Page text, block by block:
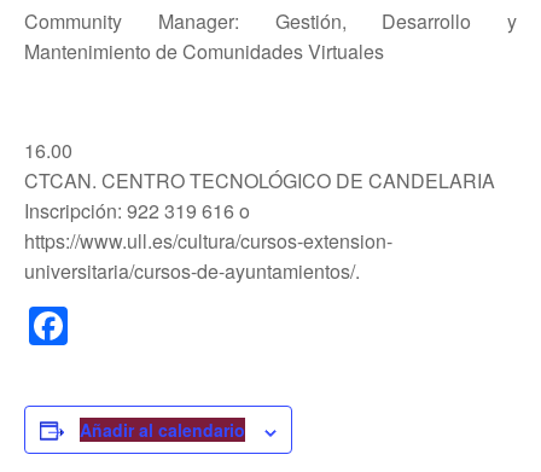
Community Manager: Gestión, Desarrollo y
Mantenimiento de Comunidades Virtuales
16.00
CTCAN. CENTRO TECNOLÓGICO DE CANDELARIA
Inscripción: 922 319 616 o
https://www.ull.es/cultura/cursos-extension-
universitaria/cursos-de-ayuntamientos/.
c
eAñadir al calendario